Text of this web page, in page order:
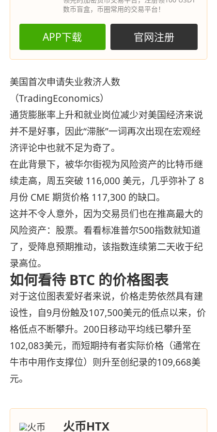
数币盲盒，币圈常用的交易平台！
APP下载 官网注册
美国首次申请失业救济人数
（TradingEconomics）
通货膨胀率上升和就业岗位减少对美国经济来说
并不是好事，因此“滞胀”一词再次出现在宏观经
济评论中也就不足为奇了。
在此背景下，被华尔街视为风险资产的比特币继
续走高，周五突破 116,000 美元，几乎弥补了 8
月份 CME 期货价格 117,300 的缺口。
这并不令人意外，因为交易员们也在推高最大的
风险资产：股票。看看标准普尔500指数就知道
了，受降息预期推动，该指数连续第二天收于纪
录高位。
如何看待 BTC 的价格图表
对于这位图表爱好者来说，价格走势依然具有建
设性，自9月份触及107,500美元的低点以来，价
格低点不断攀升。200日移动平均线已攀升至
102,083美元，而短期持有者实际价格（通常在
牛市中用作支撑位）则升至创纪录的109,668美
元。
火币HTX